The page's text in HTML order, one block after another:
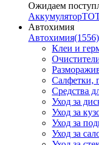
Ожидаем
Аккумулятор
Автохимия
Автохимия(1556)
Клеи и
Салфетки,
Средства
Уход за
Уход за
Уход за
Уход за